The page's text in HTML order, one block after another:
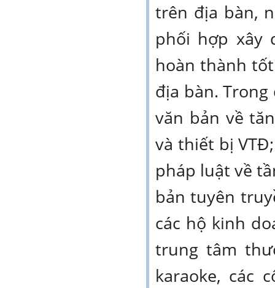
trên địa bàn,
phối hợp xây
hoàn thành
địa bàn.
văn bản về
và thiết bị
pháp luật về
bản tuyên
các hộ kinh
trung tâm
karaoke, các